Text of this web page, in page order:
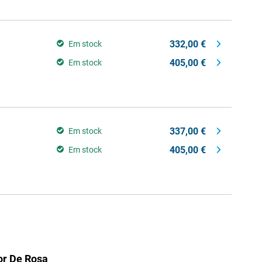
Em stock 332,00 €
Em stock 405,00 €
Em stock 337,00 €
Em stock 405,00 €
De Rosa